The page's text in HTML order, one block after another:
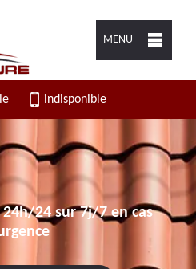
MENU
indisponible
24 sur 7j/7 en cas